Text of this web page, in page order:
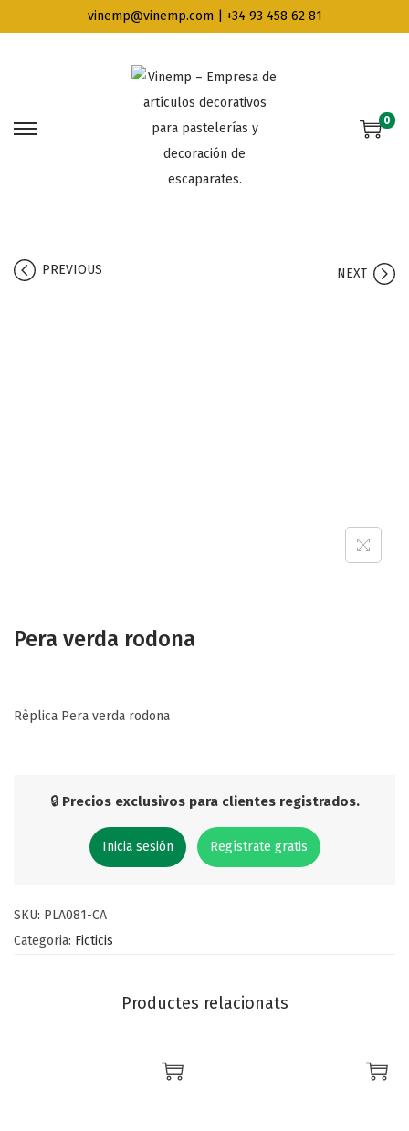
vinemp@vinemp.com | +34 93 458 62 81
0
PREVIOUS NEXT
Pera verda rodona
Rèplica Pera verda rodona
🔒 Precios exclusivos para clientes registrados.
Inicia sesión Regístrate gratis
SKU: PLA081-CA
Categoria: Ficticis
Productes relacionats